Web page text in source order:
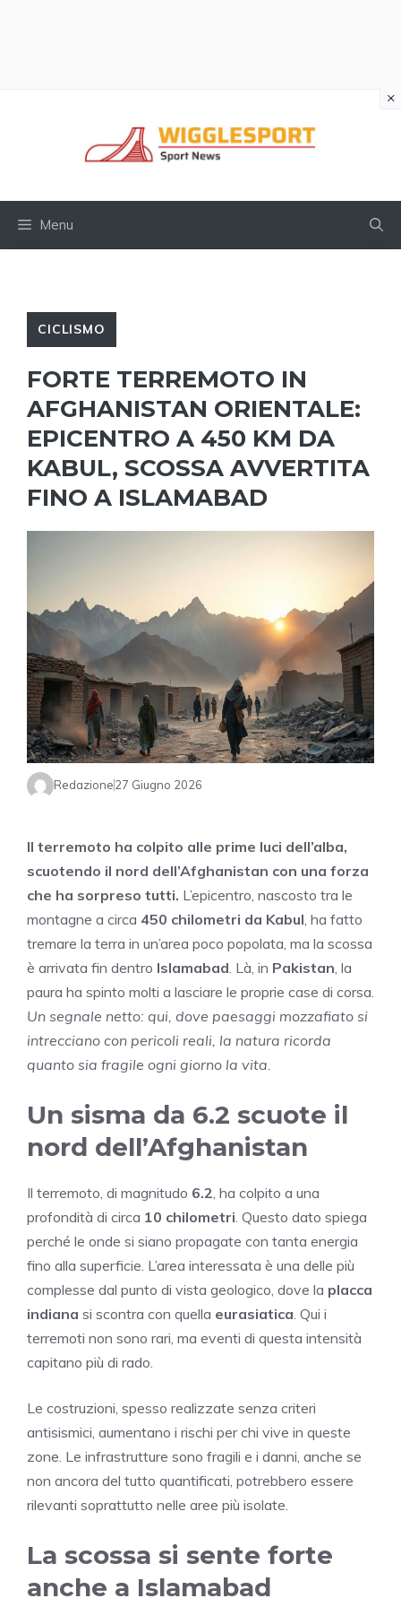
Menu
CICLISMO
FORTE TERREMOTO IN
AFGHANISTAN ORIENTALE:
EPICENTRO A 450 KM DA
KABUL, SCOSSA AVVERTITA
FINO A ISLAMABAD
Redazione27 Giugno 2026
Il terremoto ha colpito alle prime luci dell’alba,
scuotendo il nord dell’Afghanistan con una forza
che ha sorpreso tutti. L’epicentro, nascosto tra le
montagne a circa 450 chilometri da Kabul , ha fatto
tremare la terra in un’area poco popolata, ma la scossa
è arrivata fin dentro Islamabad . Là, in Pakistan , la
paura ha spinto molti a lasciare le proprie case di corsa.
Un segnale netto: qui, dove paesaggi mozzafiato si
intrecciano con pericoli reali, la natura ricorda
quanto sia fragile ogni giorno la vita.
Un sisma da 6.2 scuote il
nord dell’Afghanistan
Il terremoto, di magnitudo 6.2 , ha colpito a una
profondità di circa 10 chilometri . Questo dato spiega
perché le onde si siano propagate con tanta energia
fino alla superficie. L’area interessata è una delle più
complesse dal punto di vista geologico, dove la placca
indiana si scontra con quella eurasiatica . Qui i
terremoti non sono rari, ma eventi di questa intensità
capitano più di rado.
Le costruzioni, spesso realizzate senza criteri
antisismici, aumentano i rischi per chi vive in queste
zone. Le infrastrutture sono fragili e i danni, anche se
non ancora del tutto quantificati, potrebbero essere
rilevanti soprattutto nelle aree più isolate.
La scossa si sente forte
anche a Islamabad
×